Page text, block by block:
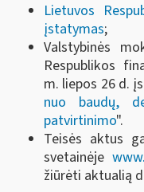
Lietuvos
įstatymas;
Valstybinės
Respublikos
m. liepos 26 d.
nuo baudų,
patvirtinimo".
Teisės aktus
svetainėje
žiūrėti aktualią